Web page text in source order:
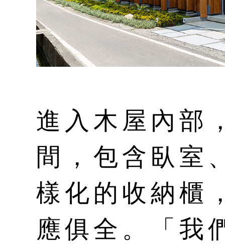
進入木屋內部
間，包含臥室
樣化的收納櫃
應俱全。「我